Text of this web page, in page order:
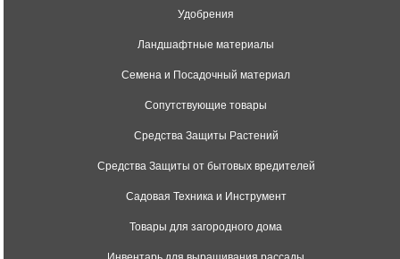
Удобрения
Ландшафтные материалы
Семена и Посадочный материал
Сопутствующие товары
Средства Защиты Растений
Средства Защиты от бытовых вредителей
Садовая Техника и Инструмент
Товары для загородного дома